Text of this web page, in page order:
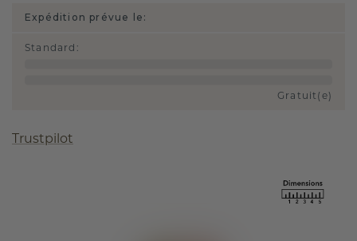
Expédition prévue le:
Standard :
Gratuit(e)
Trustpilot